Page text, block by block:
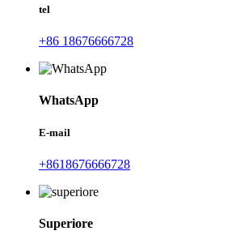
tel
+86 18676666728
WhatsApp
E-mail
+8618676666728
Superiore